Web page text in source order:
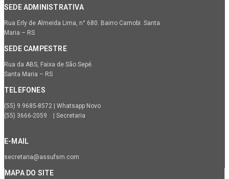
SEDE ADMINISTRATIVA
Rua Erly de Almeida Lima, n° 680. Bairro Camobi. Santa
Maria – RS
SEDE CAMPESTRE
Rua da ABS, Faixa de São Sepé.
Santa Maria – RS
TELEFONES
(55) 9.9685-8572 | Whatsapp Novo
(55) 3666-2059 | Secretaria
E-MAIL
secretaria@assufsm.com
MAPA DO SITE